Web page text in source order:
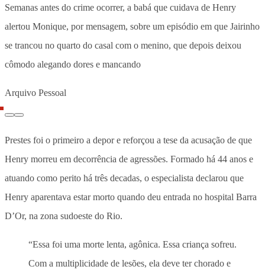
Semanas antes do crime ocorrer, a babá que cuidava de Henry
alertou Monique, por mensagem, sobre um episódio em que Jairinho
se trancou no quarto do casal com o menino, que depois deixou
cômodo alegando dores e mancando
Arquivo Pessoal
Prestes foi o primeiro a depor e reforçou a tese da acusação de que
Henry morreu em decorrência de agressões. Formado há 44 anos e
atuando como perito há três decadas, o especialista declarou que
Henry aparentava estar morto quando deu entrada no hospital Barra
D’Or, na zona sudoeste do Rio.
“Essa foi uma morte lenta, agônica. Essa criança sofreu.
Com a multiplicidade de lesões, ela deve ter chorado e